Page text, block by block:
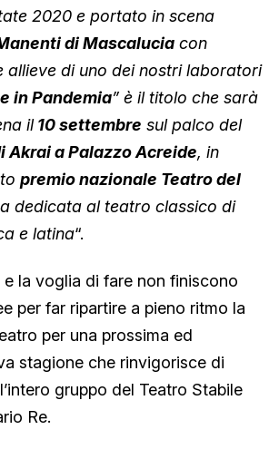
2020 e portato in scena
di Mascalucia con
allieve di uno dei nostri laboratori
in Pandemia” è il titolo che sarà
il10 settembre sul palco del
Akrai a Palazzo Acreide, in
premio nazionale Teatro del
dedicata al teatro classico di
e latina“.
e la voglia di fare non finiscono
per far ripartire a pieno ritmo la
per una prossima ed
stagione che rinvigorisce di
gruppo del Teatro Stabile
Re.